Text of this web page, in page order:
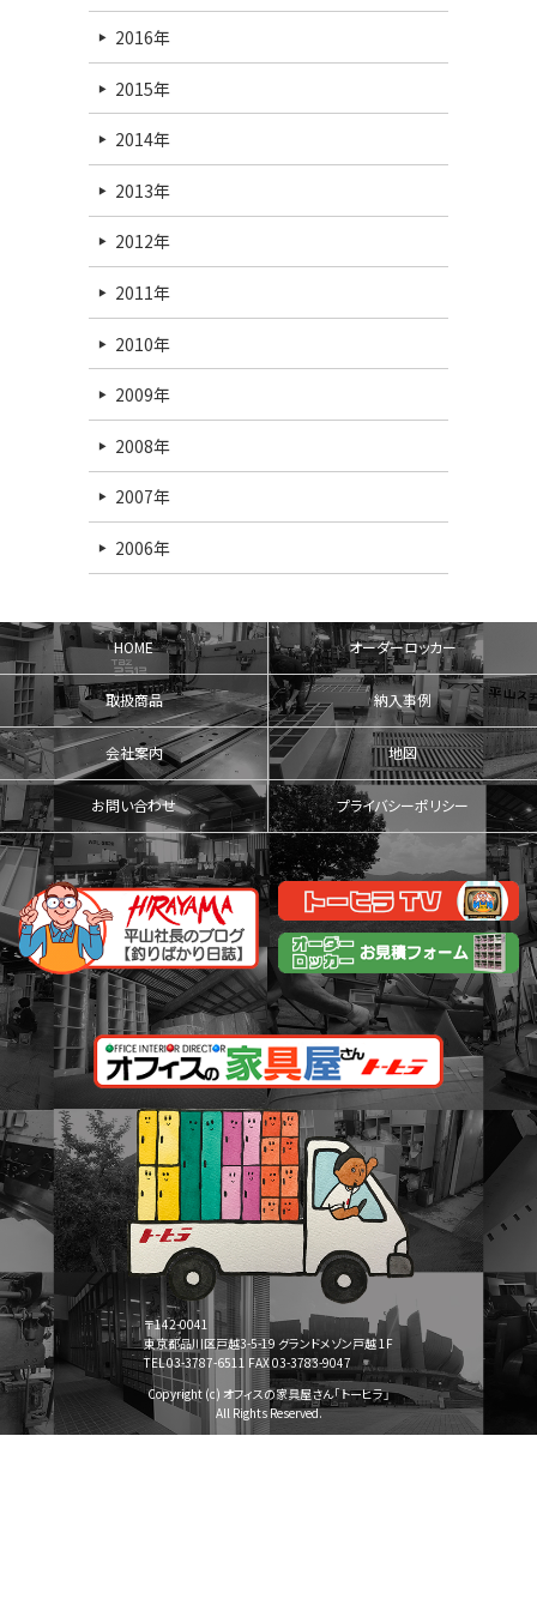
2016年
2015年
2014年
2013年
2012年
2011年
2010年
2009年
2008年
2007年
2006年
HOME オーダーロッカー
取扱商品 納入事例
会社案内 地図
お問い合わせ プライバシーポリシー
〒142-0041
東京都品川区戸越3-5-19 グランドメゾン戸越 1F
TEL 03-3787-6511 FAX 03-3783-9047
Copyright (c) オフィスの家具屋さん「トーヒラ」
All Rights Reserved.